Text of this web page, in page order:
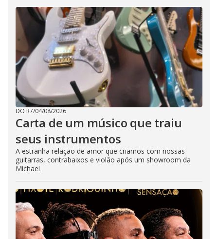
DO R7/04/08/2026
Carta de um músico que traiu
seus instrumentos
A estranha relação de amor que criamos com nossas
guitarras, contrabaixos e violão após um showroom da
Michael